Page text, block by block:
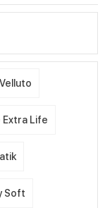
Extra Life
Soft